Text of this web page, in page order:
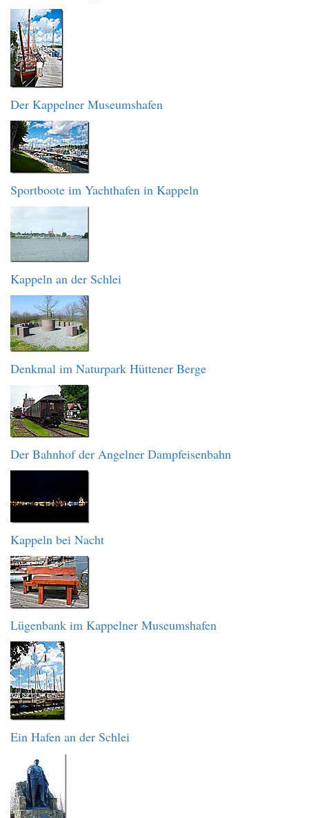
Der Kappelner Museumshafen
Sportboote im Yachthafen in Kappeln
Kappeln an der Schlei
Denkmal im Naturpark Hüttener Berge
Der Bahnhof der Angelner Dampfeisenbahn
Kappeln bei Nacht
Lügenbank im Kappelner Museumshafen
Ein Hafen an der Schlei